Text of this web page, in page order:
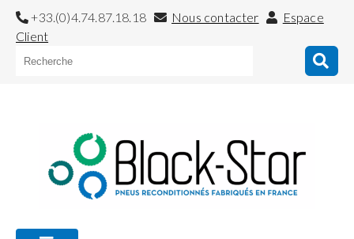
+33.(0)4.74.87.18.18 Nous contacter
Espace
Client